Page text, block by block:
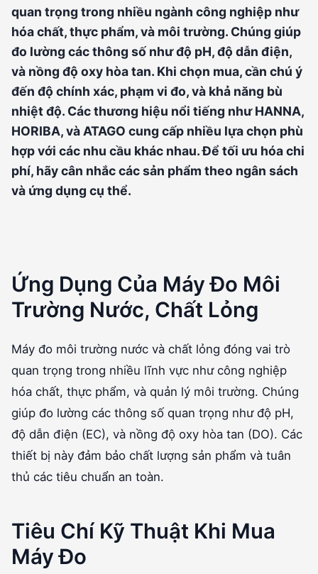
quan trọng trong nhiều ngành công nghiệp như
hóa chất, thực phẩm, và môi trường. Chúng giúp
đo lường các thông số như độ pH, độ dẫn điện,
và nồng độ oxy hòa tan. Khi chọn mua, cần chú ý
đến độ chính xác, phạm vi đo, và khả năng bù
nhiệt độ. Các thương hiệu nổi tiếng như HANNA,
HORIBA, và ATAGO cung cấp nhiều lựa chọn phù
hợp với các nhu cầu khác nhau. Để tối ưu hóa chi
phí, hãy cân nhắc các sản phẩm theo ngân sách
và ứng dụng cụ thể.
Ứng Dụng Của Máy Đo Môi
Trường Nước, Chất Lỏng
Máy đo môi trường nước và chất lỏng đóng vai trò
quan trọng trong nhiều lĩnh vực như công nghiệp
hóa chất, thực phẩm, và quản lý môi trường. Chúng
giúp đo lường các thông số quan trọng như độ pH,
độ dẫn điện (EC), và nồng độ oxy hòa tan (DO). Các
thiết bị này đảm bảo chất lượng sản phẩm và tuân
thủ các tiêu chuẩn an toàn.
Tiêu Chí Kỹ Thuật Khi Mua
Máy Đo